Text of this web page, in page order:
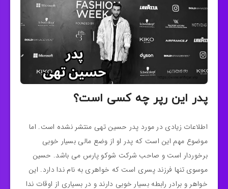
پدر این رپر چه کسی است؟
اطلاعات زیادی در مورد پدر حسین تهی منتشر نشده است. اما
موضوع مهم این است که پدر او از وضع مالی بسیار خوبی
برخوردار است و صاحب شرکت شوکو پارس می باشد. حسین
موسوی تنها فرزند پسری است که خواهری به نام ندا دارد. این
خواهر و برادر رابطه بسیار خوبی دارند و در بسیاری از اوقات ندا